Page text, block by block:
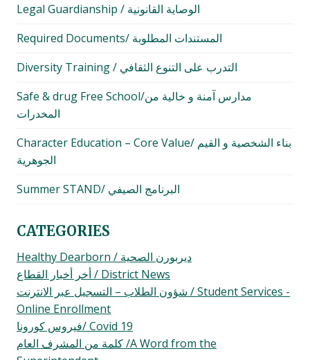
Legal Guardianship / الوصاية القانونية
Required Documents/ المستندات المطلوبة
Diversity Training / التدرب على التنوع الثقافي
Safe & drug Free School/مدارس آمنة و خالية من
المخدرات
Character Education – Core Value/ بناء الشخصية و القيم
الجوهرية
Summer STAND/ البرنامج الصيفي
CATEGORIES
Healthy Dearborn / ديربورن الصحية
أخر أخبار القطاع / District News
شؤون الطلاب – التسجيل عبر الانترنت / Student Services -
Online Enrollment
فيروس كورونا/ Covid 19
كلمة من المشرف العام /A Word from the